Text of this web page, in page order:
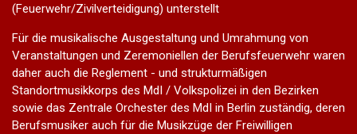
(Feuerwehr/Zivilverteidigung) unterstellt
Für die musikalische Ausgestaltung und Umrahmung von
Veranstaltungen und Zeremoniellen der Berufsfeuerwehr waren
daher auch die Reglement - und strukturmäßigen
Standortmusikkorps des MdI / Volkspolizei in den Bezirken
sowie das Zentrale Orchester des MdI in Berlin zuständig, deren
Berufsmusiker auch für die Musikzüge der Freiwilligen